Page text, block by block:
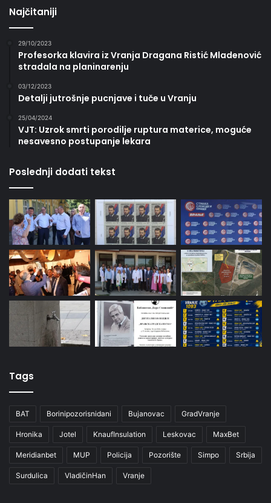
Najčitaniji
29/10/2023
Profesorka klavira iz Vranja Dragana Ristić Mladenović
stradala na planinarenju
03/12/2023
Detalji jutrošnje pucnjave i tuče u Vranju
25/04/2024
VJT: Uzrok smrti porodilje ruptura materice, moguće
nesavesno postupanje lekara
Poslednji dodati tekst
Tags
BAT Borinipozorisnidani Bujanovac GradVranje
Hronika Jotel KnaufInsulation Leskovac MaxBet
Meridianbet MUP Policija Pozorište Simpo Srbija
Surdulica VladičinHan Vranje